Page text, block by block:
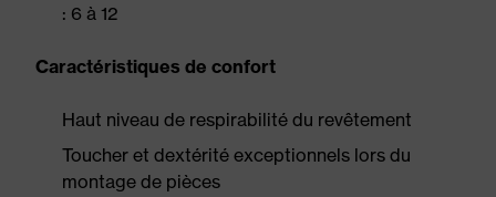
: 6 à 12
Caractéristiques de confort
Haut niveau de respirabilité du revêtement
Toucher et dextérité exceptionnels lors du
montage de pièces